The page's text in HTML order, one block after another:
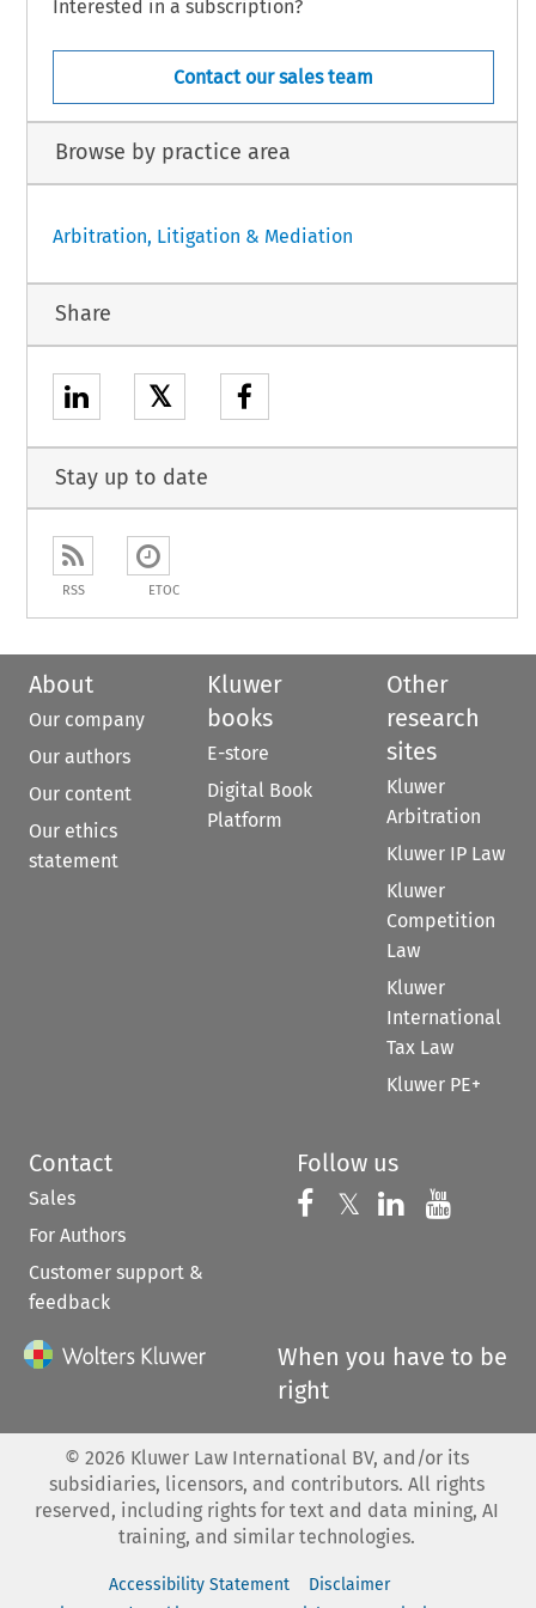
Interested in a subscription?
Contact our sales team
Browse by practice area
Arbitration, Litigation & Mediation
Share
𝕏
Stay up to date
RSS ETOC
About
Our company
Our authors
Our content
Our ethics
statement
Kluwer
books
E-store
Digital Book
Platform
Other
research
sites
Kluwer
Arbitration
Kluwer IP Law
Kluwer
Competition
Law
Kluwer
International
Tax Law
Kluwer PE+
Contact
Sales
For Authors
Customer support &
feedback
Follow us
Follow us on
𝕏 Follow us on
Follow us
When you have to be
right
© 2026 Kluwer Law International BV, and/or its
subsidiaries, licensors, and contributors. All rights
reserved, including rights for text and data mining, AI
training, and similar technologies.
Accessibility Statement
Disclaimer